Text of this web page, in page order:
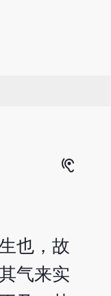
hearing
也，故
气来实